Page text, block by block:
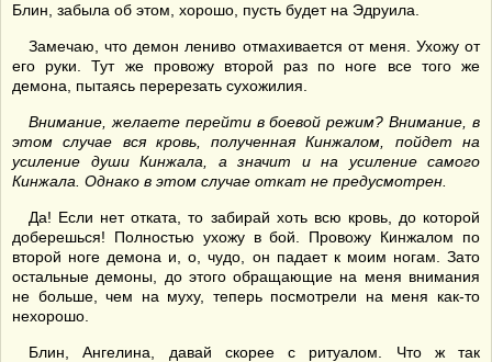
Блин, забыла об этом, хорошо, пусть будет на Эдруила.
Замечаю, что демон лениво отмахивается от меня. Ухожу от
его руки. Тут же провожу второй раз по ноге все того же
демона, пытаясь перерезать сухожилия.
Внимание, желаете перейти в боевой режим? Внимание, в
этом случае вся кровь, полученная Кинжалом, пойдет на
усиление души Кинжала, а значит и на усиление самого
Кинжала. Однако в этом случае откат не предусмотрен.
Да! Если нет отката, то забирай хоть всю кровь, до которой
доберешься! Полностью ухожу в бой. Провожу Кинжалом по
второй ноге демона и, о, чудо, он падает к моим ногам. Зато
остальные демоны, до этого обращающие на меня внимания
не больше, чем на муху, теперь посмотрели на меня как-то
нехорошо.
Блин, Ангелина, давай скорее с ритуалом. Что ж так